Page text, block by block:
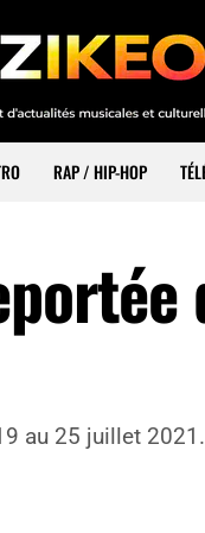
RAP / HIP-HOP
au 25 juillet 2021.